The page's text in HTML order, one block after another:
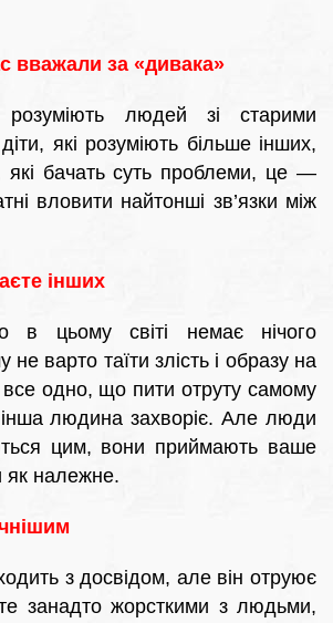
вважали за «дивака»
людей зі старими
які розуміють більше інших,
бачать суть проблеми, це —
вловити найтонші зв’язки між
інших
в цьому світі немає нічого
не варто таїти злість і образу на
одно, що пити отруту самому
інша людина захворіє. Але люди
цим, вони приймають ваше
як належне.
з досвідом, але він отруює
занадто жорсткими з людьми,